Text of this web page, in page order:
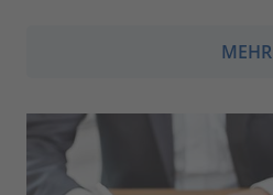
MEHR